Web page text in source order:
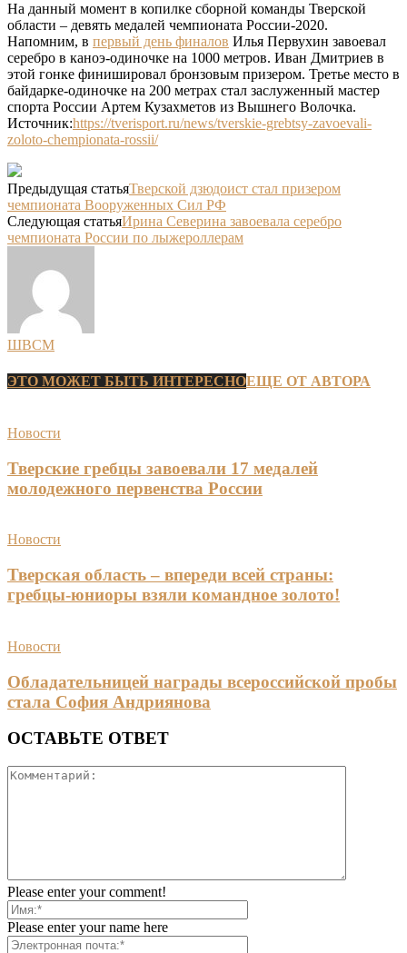
На данный момент в копилке сборной команды Тверской
области – девять медалей чемпионата России-2020.
Напомним, в первый день финалов Илья Первухин завоевал
серебро в каноэ-одиночке на 1000 метров. Иван Дмитриев в
этой гонке финишировал бронзовым призером. Третье место в
байдарке-одиночке на 200 метрах стал заслуженный мастер
спорта России Артем Кузахметов из Вышнего Волочка.
Источник:https://tverisport.ru/news/tverskie-grebtsy-zavoevali-
zoloto-chempionata-rossii/
Предыдущая статьяТверской дзюдоист стал призером
чемпионата Вооруженных Сил РФ
Следующая статьяИрина Северина завоевала серебро
чемпионата России по лыжероллерам
ШВСМ
ЭТО МОЖЕТ БЫТЬ ИНТЕРЕСНОЕЩЕ ОТ АВТОРА
Новости
Тверские гребцы завоевали 17 медалей
молодежного первенства России
Новости
Тверская область – впереди всей страны:
гребцы-юниоры взяли командное золото!
Новости
Обладательницей награды всероссийской пробы
стала София Андриянова
ОСТАВЬТЕ ОТВЕТ
Please enter your comment!
Please enter your name here